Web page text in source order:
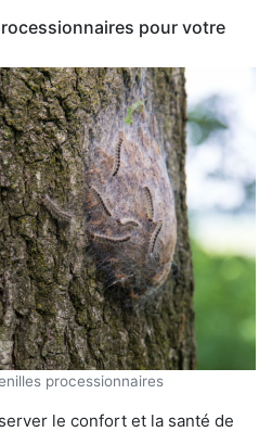
pour votre
processionnaires
le confort et la santé de